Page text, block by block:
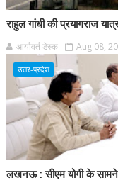
राहुल गांधी की प्रयागराज
आर्यावर्त डेस्क Aug 08,
उत्तर-प्रदेश
लखनऊ : सीएम योगी के सामने